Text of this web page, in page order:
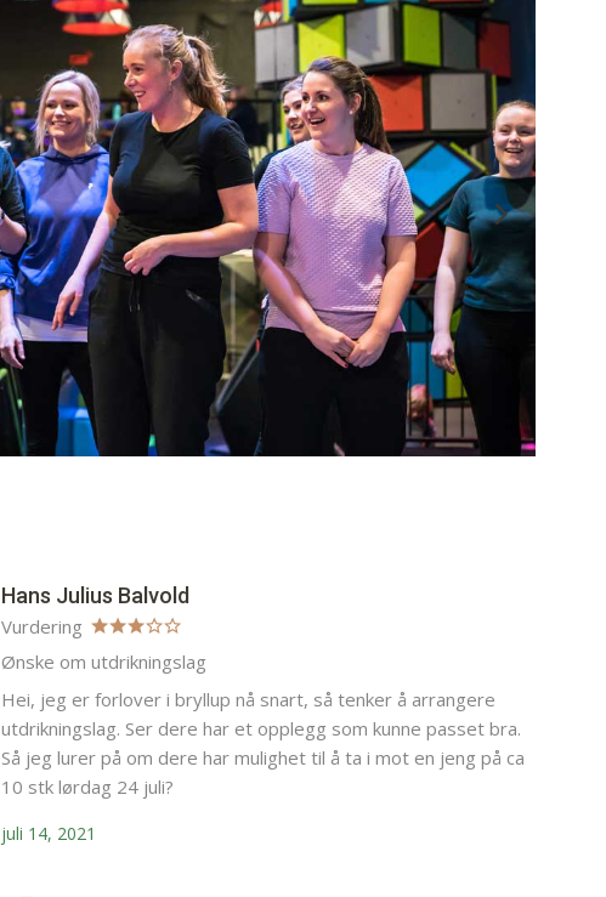
Hans Julius Balvold
Vurdering
Ønske om utdrikningslag
Hei, jeg er forlover i bryllup nå snart, så tenker å arrangere
utdrikningslag. Ser dere har et opplegg som kunne passet bra.
Så jeg lurer på om dere har mulighet til å ta i mot en jeng på ca
10 stk lørdag 24 juli?
juli 14, 2021